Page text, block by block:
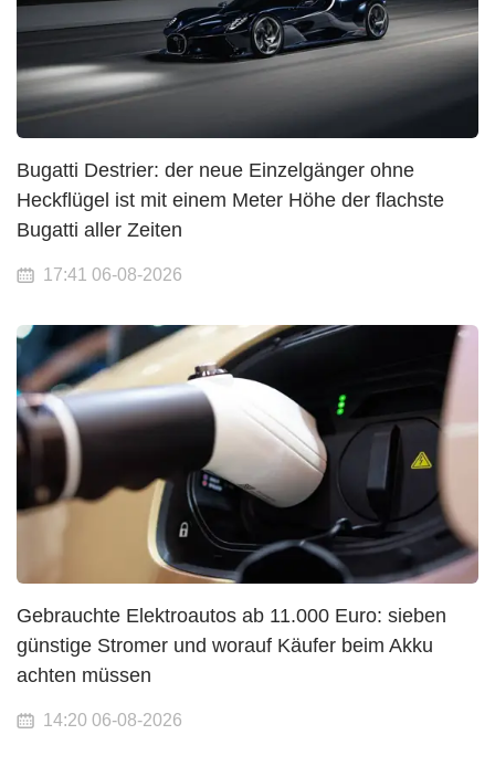
Bugatti Destrier: der neue Einzelgänger ohne
Heckflügel ist mit einem Meter Höhe der flachste
Bugatti aller Zeiten
17:41 06-08-2026
Gebrauchte Elektroautos ab 11.000 Euro: sieben
günstige Stromer und worauf Käufer beim Akku
achten müssen
14:20 06-08-2026